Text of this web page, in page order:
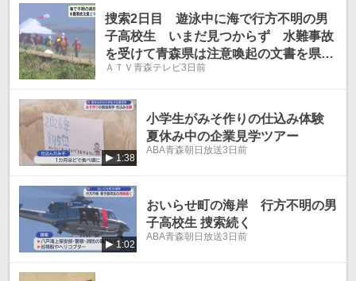
捜索2日目 遊泳中に海で行方不明の男
子高校生 いまだ見つからず 水難事故
を受けて青森県は注意喚起の文書を県内
全ての学校に通知
ＡＴＶ青森テレビ3日前
1:38
小学生がみそ作りの仕込み体験
夏休み中の企業見学ツアー
ABA青森朝日放送3日前
1:02
おいらせ町の海岸 行方不明の男
子高校生 捜索続く
ABA青森朝日放送3日前